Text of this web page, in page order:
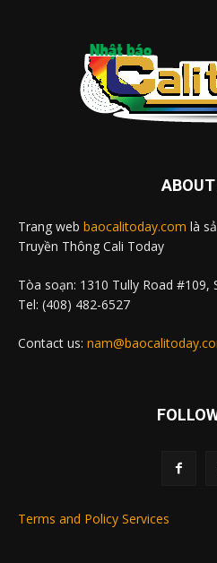
Trang web baocalitoday.com là
Truyền Thông Cali Today
Tòa soạn: 1310 Tully Road #109,
Tel: (408) 482-6527
Contact us:
Terms and Policy Services